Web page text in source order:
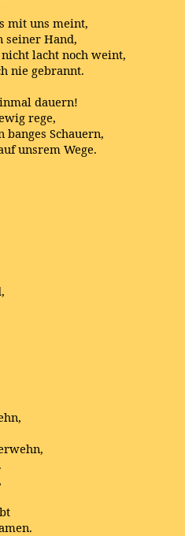
mit uns meint,
seiner Hand,
lacht noch weint,
nie gebrannt.
dauern!
rege,
Schauern,
unsrem Wege.